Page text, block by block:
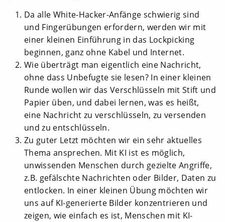
Da alle White-Hacker-Anfänge schwierig sind
und Fingerübungen erfordern, werden wir mit
einer kleinen Einführung in das Lockpicking
beginnen, ganz ohne Kabel und Internet.
Wie überträgt man eigentlich eine Nachricht,
ohne dass Unbefugte sie lesen? In einer kleinen
Runde wollen wir das Verschlüsseln mit Stift und
Papier üben, und dabei lernen, was es heißt,
eine Nachricht zu verschlüsseln, zu versenden
und zu entschlüsseln.
Zu guter Letzt möchten wir ein sehr aktuelles
Thema ansprechen. Mit KI ist es möglich,
unwissenden Menschen durch gezielte Angriffe,
z.B. gefälschte Nachrichten oder Bilder, Daten zu
entlocken. In einer kleinen Übung möchten wir
uns auf KI-generierte Bilder konzentrieren und
zeigen, wie einfach es ist, Menschen mit KI-